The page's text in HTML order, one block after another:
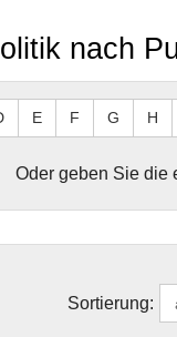
nach
E F G H
Oder geben Sie die
Sortierung: